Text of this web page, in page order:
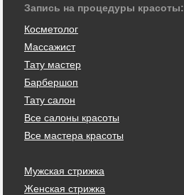
Запись на процедуры красоты:
Косметолог
Массажист
Тату мастер
Барбершоп
Тату салон
Все салоны красоты
Все мастера красоты
Мужская стрижка
Женская стрижка